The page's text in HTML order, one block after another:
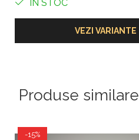
IN STOC
VEZI VARIANTE
Produse similare
-15%